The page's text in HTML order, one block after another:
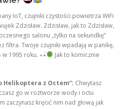
IoT, czujniki czystości powietrza WiFi
Zdzisław. Zdzisław, jak to Zdzisław,
salonu „tylko na sekundkę”
filtra. Twoje czujniki wpadają w panikę,
w 1995 roku.
Jak to komicznie
Helikoptera z Octem”: Chwytasz
go w roztworze wody i octu
zaczynasz kręcić nim nad głową jak